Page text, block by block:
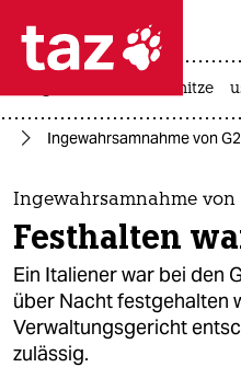
 taz
taz zahl
themen
politik
öko
gesellschaft
hitze
Ingewahrsamnahme von
Ingewahrsamnahme von
Festhalten
Ein Italiener war bei den
über Nacht festgehalten
Verwaltungsgericht
zulässig.